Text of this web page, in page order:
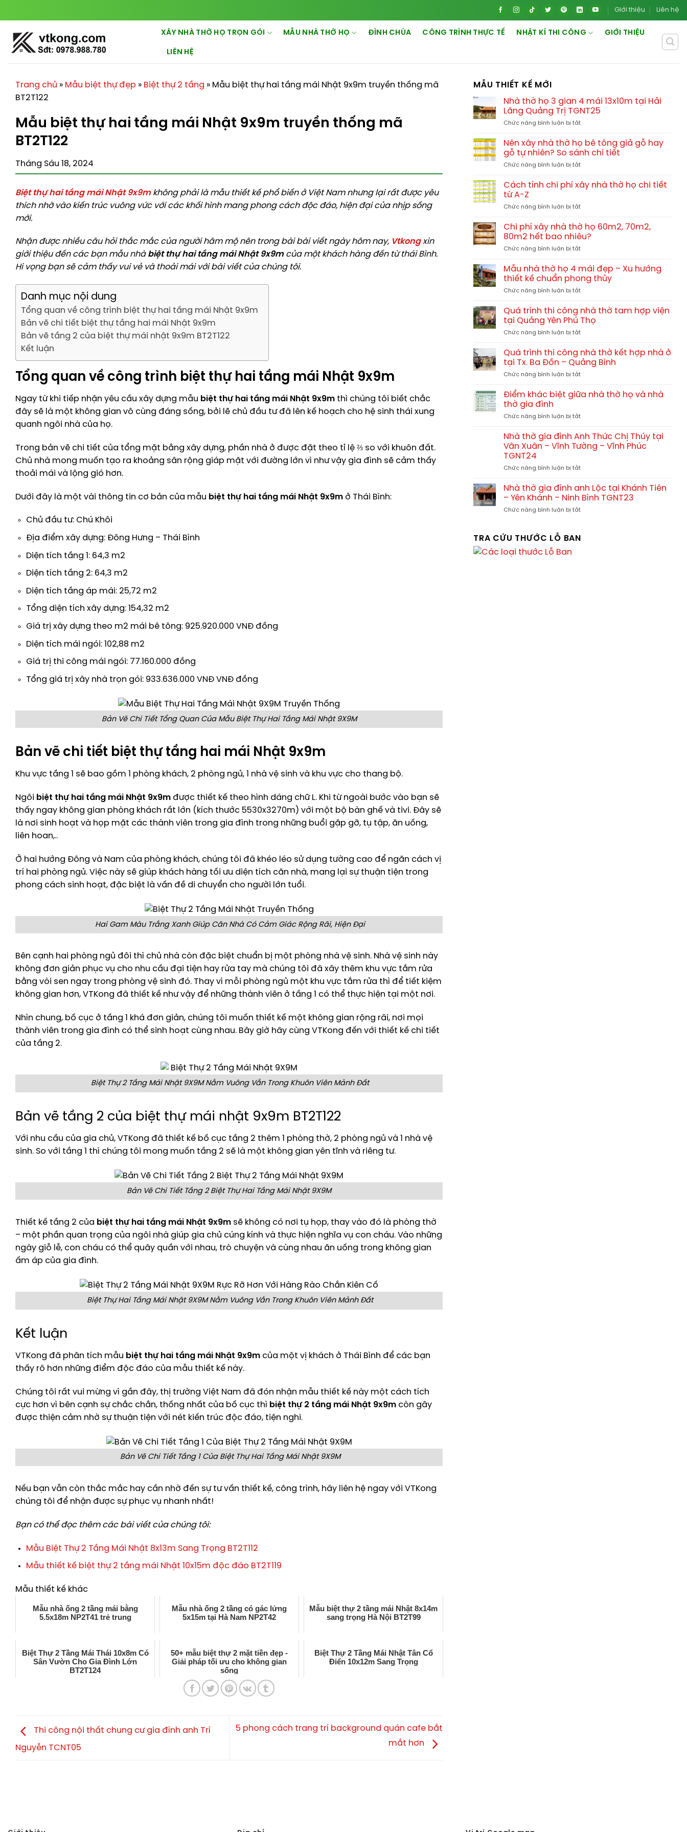
đến
dung
Giới thiệu Liên hệ
XÂY NHÀ THỜ HỌ TRỌN GÓI MẪU NHÀ THỜ HỌ ĐÌNH CHÙA CÔNG TRÌNH THỰC TẾ NHẬT KÍ THI CÔNG GIỚI THIỆU
LIÊN HỆ
Trang chủ » Mẫu biệt thự đẹp » Biệt thự 2 tầng » Mẫu biệt thự hai tầng mái Nhật 9x9m truyền thống mã
BT2T122
Mẫu biệt thự hai tầng mái Nhật 9x9m truyền thống mã
BT2T122
Tháng Sáu 18, 2024
Biệt thự hai tầng mái Nhật 9x9mkhông phải là mẫu thiết kế phổ biến ở Việt Nam nhưng lại rất được yêu
thích nhờ vào kiến trúc vuông vức với các khối hình mang phong cách độc đáo, hiện đại của nhịp sống
mới.
Nhận được nhiều câu hỏi thắc mắc của người hâm mộ nên trong bài bài viết ngày hôm nay, Vtkong xin
giới thiệu đến các bạn mẫu nhà biệt thự hai tầng mái Nhật 9x9mcủa một khách hàng đến từ thái Bình.
Hi vọng bạn sẽ cảm thấy vui vẻ và thoải mái với bài viết của chúng tôi.
Danh mục nội dung
Tổng quan về công trình biệt thự hai tầng mái Nhật 9x9m
Bản vẽ chi tiết biệt thự tầng hai mái Nhật 9x9m
Bản vẽ tầng 2 của biệt thự mái nhật 9x9m BT2T122
Kết luận
Tổng quan về công trình biệt thự hai tầng mái Nhật 9x9m
Ngay từ khi tiếp nhận yêu cầu xây dựng mẫu biệt thự hai tầng mái Nhật 9x9m thì chúng tôi biết chắc
đây sẽ là một không gian vô cùng đáng sống, bởi lẽ chủ đầu tư đã lên kế hoạch cho hệ sinh thái xung
quanh ngôi nhà của họ.
Trong bản vẽ chi tiết của tổng mặt bằng xây dựng, phần nhà ở được đặt theo tỉ lệ ⅔ so với khuôn đất.
Chủ nhà mong muốn tạo ra khoảng sân rộng giáp mặt với đường lớn vì như vậy gia đình sẽ cảm thấy
thoải mái và lộng gió hơn.
Dưới đây là một vài thông tin cơ bản của mẫu biệt thự hai tầng mái Nhật 9x9m ở Thái Bình:
Chủ đầu tư: Chú Khôi
Địa điểm xây dựng: Đông Hưng – Thái Bình
Diện tích tầng 1: 64,3 m2
Diện tích tầng 2: 64,3 m2
Diện tích tầng áp mái: 25,72 m2
Tổng diện tích xây dựng: 154,32 m2
Giá trị xây dựng theo m2 mái bê tông: 925.920.000 VNĐ đồng
Diện tích mái ngói: 102,88 m2
Giá trị thi công mái ngói: 77.160.000 đồng
Tổng giá trị xây nhà trọn gói: 933.636.000 VNĐ VNĐ đồng
Bản Vẽ Chi Tiết Tổng Quan Của Mẫu Biệt Thự Hai Tầng Mái Nhật 9X9M
Bản vẽ chi tiết biệt thự tầng hai mái Nhật 9x9m
Khu vực tầng 1 sẽ bao gồm 1 phòng khách, 2 phòng ngủ, 1 nhà vệ sinh và khu vực cho thang bộ.
Ngôi biệt thự hai tầng mái Nhật 9x9m được thiết kế theo hình dáng chữ L. Khi từ ngoài bước vào bạn sẽ
thấy ngay không gian phòng khách rất lớn (kích thước 5530x3270m) với một bộ bàn ghế và tivi. Đây sẽ
là nơi sinh hoạt và họp mặt các thành viên trong gia đình trong những buổi gặp gỡ, tụ tập, ăn uống,
liên hoan,..
Ở hai hướng Đông và Nam của phòng khách, chúng tôi đã khéo léo sử dụng tường cao để ngăn cách vị
trí hai phòng ngủ. Việc này sẽ giúp khách hàng tối ưu diện tích căn nhà, mang lại sự thuận tiện trong
phong cách sinh hoạt, đặc biệt là vấn đề di chuyển cho người lớn tuổi.
Hai Gam Màu Trắng Xanh Giúp Căn Nhà Có Cảm Giác Rộng Rãi, Hiện Đại
Bên cạnh hai phòng ngủ đôi thì chủ nhà còn đặc biệt chuẩn bị một phòng nhà vệ sinh. Nhà vệ sinh này
không đơn giản phục vụ cho nhu cầu đại tiện hay rửa tay mà chúng tôi đã xây thêm khu vực tắm rửa
bằng vòi sen ngay trong phòng vệ sinh đó. Thay vì mỗi phòng ngủ một khu vực tắm rửa thì để tiết kiệm
không gian hơn, VTKong đã thiết kế như vậy để những thành viên ở tầng 1 có thể thực hiện tại một nơi.
Nhìn chung, bố cục ở tầng 1 khá đơn giản, chúng tôi muốn thiết kế một không gian rộng rãi, nơi mọi
thành viên trong gia đình có thể sinh hoạt cùng nhau. Bây giờ hãy cùng VTKong đến với thiết kế chi tiết
của tầng 2.
Biệt Thự 2 Tầng Mái Nhật 9X9M Nằm Vuông Vắn Trong Khuôn Viên Mảnh Đất
Bản vẽ tầng 2 của biệt thự mái nhật 9x9m BT2T122
Với nhu cầu của gia chủ, VTKong đã thiết kế bố cục tầng 2 thêm 1 phòng thờ, 2 phòng ngủ và 1 nhà vệ
sinh. So với tầng 1 thì chúng tôi mong muốn tầng 2 sẽ là một không gian yên tĩnh và riêng tư.
Bản Vẽ Chi Tiết Tầng 2 Biệt Thự Hai Tầng Mái Nhật 9X9M
Thiết kế tầng 2 của biệt thự hai tầng mái Nhật 9x9m sẽ không có nơi tụ họp, thay vào đó là phòng thờ
– một phần quan trọng của ngôi nhà giúp gia chủ cúng kính và thực hiện nghĩa vụ con cháu. Vào những
ngày giỗ lễ, con cháu có thể quây quần với nhau, trò chuyện và cùng nhau ăn uống trong không gian
ấm áp của gia đình.
Biệt Thự Hai Tầng Mái Nhật 9X9M Nằm Vuông Vắn Trong Khuôn Viên Mảnh Đất
Kết luận
VTKong đã phân tích mẫu biệt thự hai tầng mái Nhật 9x9m của một vị khách ở Thái Bình để các bạn
thấy rõ hơn những điểm độc đáo của mẫu thiết kế này.
Chúng tôi rất vui mừng vì gần đây, thị trường Việt Nam đã đón nhận mẫu thiết kế này một cách tích
cực hơn vì bên cạnh sự chắc chắn, thống nhất của bố cục thì biệt thự 2 tầng mái Nhật 9x9m còn gây
được thiện cảm nhờ sự thuận tiện với nét kiến trúc độc đáo, tiện nghi.
Bản Vẽ Chi Tiết Tầng 1 Của Biệt Thự Hai Tầng Mái Nhật 9X9M
Nếu bạn vẫn còn thắc mắc hay cần nhờ đến sự tư vấn thiết kế, công trình, hãy liên hệ ngay với VTKong
chúng tôi để nhận được sự phục vụ nhanh nhất!
Bạn có thể đọc thêm các bài viết của chúng tôi:
Mẫu Biệt Thự 2 Tầng Mái Nhật 8x13m Sang Trọng BT2T112
Mẫu thiết kế biệt thự 2 tầng mái Nhật 10x15m độc đáo BT2T119
Mẫu thiết kế khác
Mẫu nhà ống 2 tầng mái bằng
5.5x18m NP2T41 trẻ trung
Mẫu nhà ống 2 tầng có gác lửng
5x15m tại Hà Nam NP2T42
Mẫu biệt thự 2 tầng mái Nhật 8x14m
sang trọng Hà Nội BT2T99
Biệt Thự 2 Tầng Mái Thái 10x8m Có
Sân Vườn Cho Gia Đình Lớn
BT2T124
50+ mẫu biệt thự 2 mặt tiền đẹp -
Giải pháp tối ưu cho không gian
sống
Biệt Thự 2 Tầng Mái Nhật Tân Cổ
Điển 10x12m Sang Trọng
Thi công nội thất chung cư gia đình anh Trí
Nguyễn TCNT05
5 phong cách trang trí background quán cafe bắt
mắt hơn
MẪU THIẾT KẾ MỚI
Nhà thờ họ 3 gian 4 mái 13x10m tại Hải
Lăng Quảng Trị TGNT25
Chức năng bình luận bị tắtở
thờ
họ
3
gian
mái
Hải
Quảng
Trị
Nên xây nhà thờ họ bê tông giả gỗ hay
gỗ tự nhiên? So sánh chi tiết
Chức năng bình luận bị tắtở
xây
nhà
họ
tông
giả
hay
tự
nhiên?
tiết
Cách tính chi phí xây nhà thờ họ chi tiết
từ A-Z
Chức năng bình luận bị tắtở
tính
chi
phí
xây
thờ
họ
chi
tiết
A-
Z
Chi phí xây nhà thờ họ 60m2, 70m2,
80m2 hết bao nhiêu?
Chức năng bình luận bị tắtở
phí
nhà
thờ
60m2,
70m2,
80m2
hết
nhiêu?
Mẫu nhà thờ họ 4 mái đẹp – Xu hướng
thiết kế chuẩn phong thủy
Chức năng bình luận bị tắtở
nhà
thờ
họ
4
đẹp
–
hướng
kế
Quá trình thi công nhà thờ tam hợp viện
tại Quảng Yên Phú Thọ
Chức năng bình luận bị tắtở
trình
thi
công
nhà
tam
tại
Yên
Phú
Quá trình thi công nhà thờ kết hợp nhà ở
tại Tx. Ba Đồn – Quảng Bình
Chức năng bình luận bị tắtở
trình
nhà
kết
hợp
tại
Ba
Đồn
Quảng
Điểm khác biệt giữa nhà thờ họ và nhà
thờ gia đình
Chức năng bình luận bị tắtở
khác
biệt
giữa
thờ
và
nhà
gia
Nhà thờ gia đình Anh Thức Chị Thúy tại
Vân Xuân – Vĩnh Tường – Vĩnh Phúc
TGNT24
Chức năng bình luận bị tắtở
thờ
gia
đình
Anh
Thúy
Nhà thờ gia đình anh Lộc tại Khánh Tiên
– Yên Khánh – Ninh Bình TGNT23
Chức năng bình luận bị tắtở
gia
TRA CỨU THƯỚC LỖ BAN